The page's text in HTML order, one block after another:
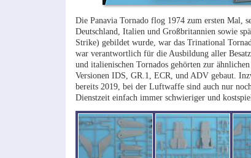
Die Panavia Tornado flog 1974 zum ersten Mal,
Deutschland, Italien und Großbritannien sowie
Strike) gebildet wurde, war das Trinational
war verantwortlich für die Ausbildung aller
und italienischen Tornados gehörten zur
Versionen IDS, GR.1, ECR, und ADV gebaut.
bereits 2019, bei der Luftwaffe sind auch nur
Dienstzeit einfach immer schwieriger und